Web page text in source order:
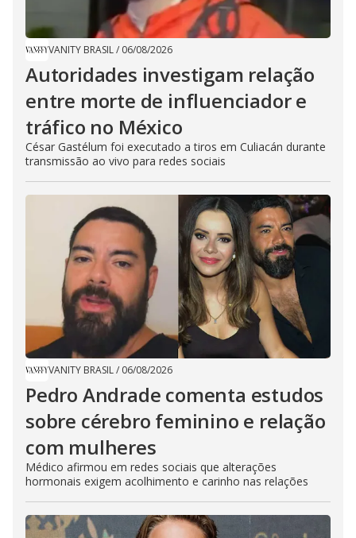
VANITY BRASIL/ 06/08/2026
Autoridades investigam relação
entre morte de influenciador e
tráfico no México
César Gastélum foi executado a tiros em Culiacán durante
transmissão ao vivo para redes sociais
VANITY BRASIL/ 06/08/2026
Pedro Andrade comenta estudos
sobre cérebro feminino e relação
com mulheres
Médico afirmou em redes sociais que alterações
hormonais exigem acolhimento e carinho nas relações